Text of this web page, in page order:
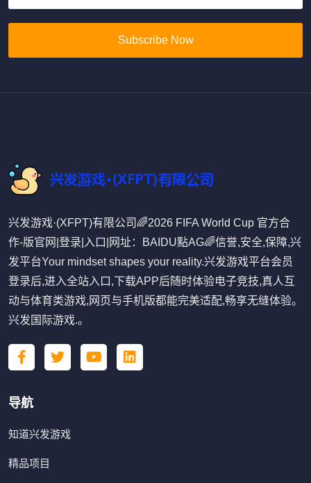
Subscribe Now
兴发游戏·(XFPT)有限公司🌈2026 FIFA World Cup 官方合
作-版官网|登录|入口|网址：BAIDU點AG🌈信誉,安全,保障,兴
发平台Your mindset shapes your reality.兴发游戏平台会员
登录后,进入全站入口,下载APP后随时体验电子竞技,真人互
动与体育类游戏,网页与手机版都能完美适配,畅享无缝体验。
兴发国际游戏.。
导航
知道兴发游戏
精品项目